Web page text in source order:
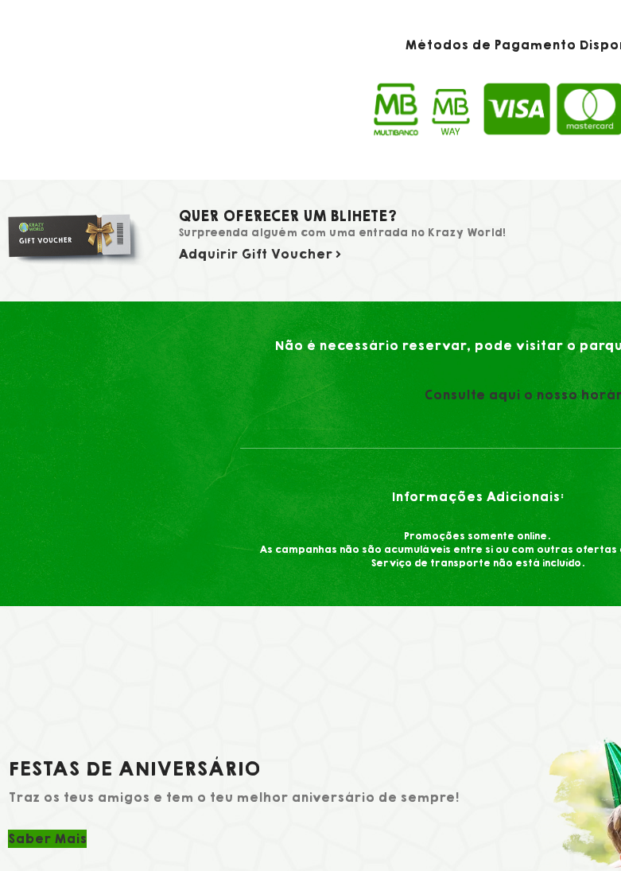
Métodos de Pagamento
QUER OFERECER UM BLIHETE?
Surpreenda alguém com uma entrada no Krazy World!
Adquirir Gift Voucher
Não é necessário reservar, pode visitar o
Consulte aqui o nosso
Informações Adicionais:
Promoções somente online.
As campanhas não são acumuláveis entre si ou com outras
Serviço de transporte não está incluído.
FESTAS DE ANIVERSÁRIO
Traz os teus amigos e tem o teu melhor aniversário de sempre!
Saber Mais